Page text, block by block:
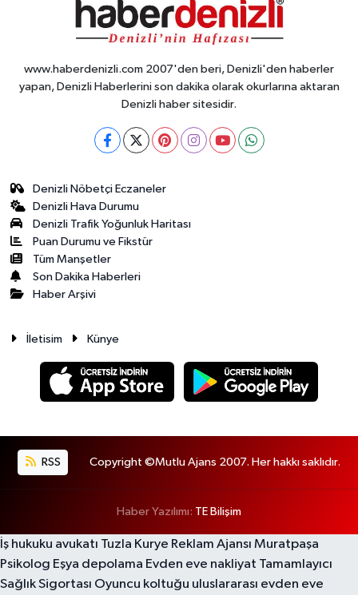
www.haberdenizli.com 2007'den beri, Denizli'den haberler
yapan, Denizli Haberlerini son dakika olarak okurlarına aktaran
Denizli haber sitesidir.
Denizli Nöbetçi Eczaneler
Denizli Hava Durumu
Denizli Trafik Yoğunluk Haritası
Puan Durumu ve Fikstür
Tüm Manşetler
Son Dakika Haberleri
Haber Arşivi
İletisim Künye
RSS Copyright ©Mutlu Ajans 2007. Her hakkı saklıdır.
Haber Yazılımı: TE Bilişim
İş hukuku avukatı Tuzla Kurye Reklam Ajansı Muratpaşa
Psikolog Eşya depolama Evden eve nakliyat Tamamlayıcı
Sağlık Sigortası Oyuncu koltuğu uluslararası evden eve